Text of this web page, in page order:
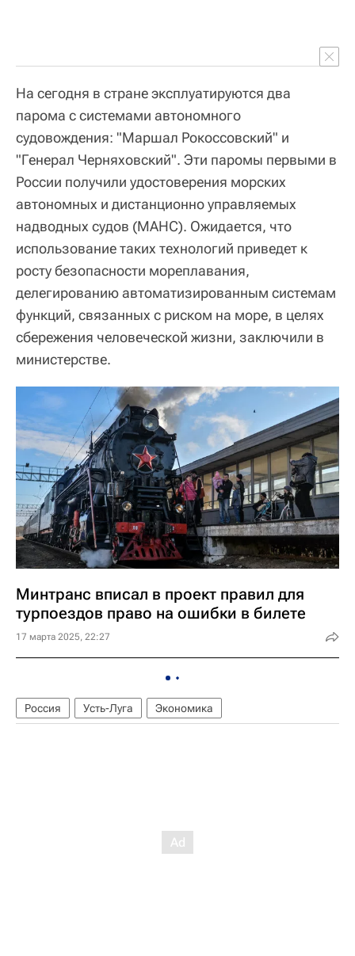
На сегодня в стране эксплуатируются два
парома с системами автономного
судовождения: "Маршал Рокоссовский" и
"Генерал Черняховский". Эти паромы первыми в
России получили удостоверения морских
автономных и дистанционно управляемых
надводных судов (МАНС). Ожидается, что
использование таких технологий приведет к
росту безопасности мореплавания,
делегированию автоматизированным системам
функций, связанных с риском на море, в целях
сбережения человеческой жизни, заключили в
министерстве.
Минтранс вписал в проект правил для
турпоездов право на ошибки в билете
17 марта 2025, 22:27
Россия Усть-Луга Экономика